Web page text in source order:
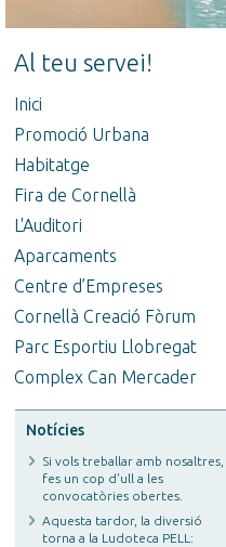
Al teu servei!
Inici
Promoció Urbana
Habitatge
Fira de Cornellà
L'Auditori
Aparcaments
Centre d’Empreses
Cornellà Creació Fòrum
Parc Esportiu Llobregat
Complex Can Mercader
Notícies
Si vols treballar amb nosaltres,
fes un cop d'ull a les
convocatòries obertes.
Aquesta tardor, la diversió
torna a la Ludoteca PELL: